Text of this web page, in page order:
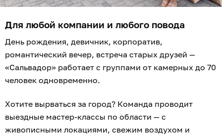
Для любой компании и любого повода
День рождения, девичник, корпоратив,
романтический вечер, встреча старых друзей —
«Сальвадор» работает с группами от камерных до 70
человек одновременно.
Хотите вырваться за город? Команда проводит
выездные мастер-классы по области — с
живописными локациями, свежим воздухом и